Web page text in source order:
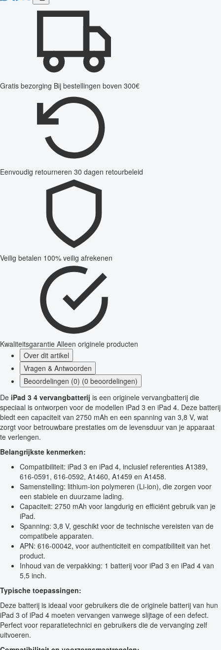
Gratis bezorging Bij bestellingen boven 300€
Eenvoudig retourneren 30 dagen retourbeleid
Veilig betalen 100% veilig afrekenen
Kwaliteitsgarantie Alleen originele producten
Over dit artikel
Vragen & Antwoorden
Beoordelingen (0) (0 beoordelingen)
De iPad 3 4 vervangbatterij is een originele vervangbatterij die
speciaal is ontworpen voor de modellen iPad 3 en iPad 4. Deze batterij
biedt een capaciteit van 2750 mAh en een spanning van 3,8 V, wat
zorgt voor betrouwbare prestaties om de levensduur van je apparaat
te verlengen.
Belangrijkste kenmerken:
Compatibiliteit: iPad 3 en iPad 4, inclusief referenties A1389,
616-0591, 616-0592, A1460, A1459 en A1458.
Samenstelling: lithium-ion polymeren (Li-ion), die zorgen voor
een stabiele en duurzame lading.
Capaciteit: 2750 mAh voor langdurig en efficiënt gebruik van je
iPad.
Spanning: 3,8 V, geschikt voor de technische vereisten van de
compatibele apparaten.
APN: 616-00042, voor authenticiteit en compatibiliteit van het
product.
Inhoud van de verpakking: 1 batterij voor iPad 3 en iPad 4 van
5,5 inch.
Typische toepassingen:
Deze batterij is ideaal voor gebruikers die de originele batterij van hun
iPad 3 of iPad 4 moeten vervangen vanwege slijtage of een defect.
Perfect voor reparatietechnici en gebruikers die de vervanging zelf
uitvoeren.